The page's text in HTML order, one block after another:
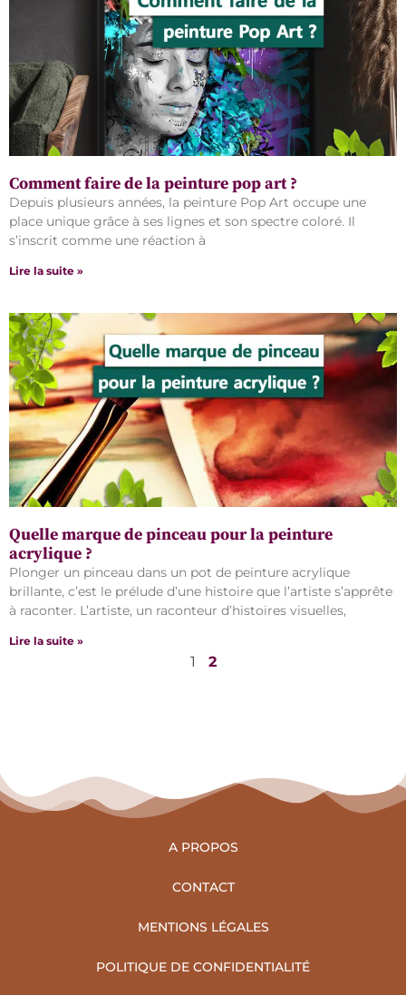
Comment faire de la peinture pop art ?
Depuis plusieurs années, la peinture Pop Art occupe une
place unique grâce à ses lignes et son spectre coloré. Il
s’inscrit comme une réaction à
Lire la suite »
Quelle marque de pinceau pour la peinture
acrylique ?
Plonger un pinceau dans un pot de peinture acrylique
brillante, c’est le prélude d’une histoire que l’artiste s’apprête
à raconter. L’artiste, un raconteur d’histoires visuelles,
Lire la suite »
1 2
A PROPOS
CONTACT
MENTIONS LÉGALES
POLITIQUE DE CONFIDENTIALITÉ